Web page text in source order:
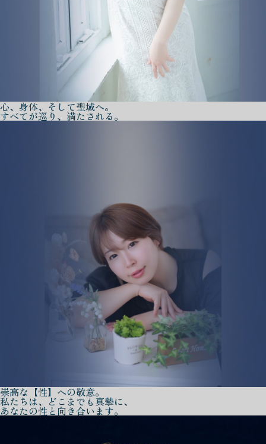
心、身体、そして聖域へ。
すべてが巡り、満たされる。
崇高な【性】への敬意。
私たちは、どこまでも真摯に、
あなたの性と向き合います。